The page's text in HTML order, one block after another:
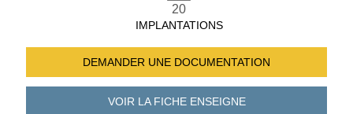
20
IMPLANTATIONS
DEMANDER UNE DOCUMENTATION
VOIR LA FICHEENSEIGNE